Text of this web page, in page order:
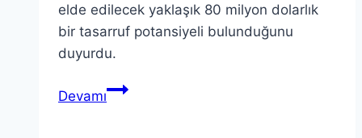
elde edilecek yaklaşık 80 milyon dolarlık
bir tasarruf potansiyeli bulunduğunu
duyurdu.
DevamıPentagon